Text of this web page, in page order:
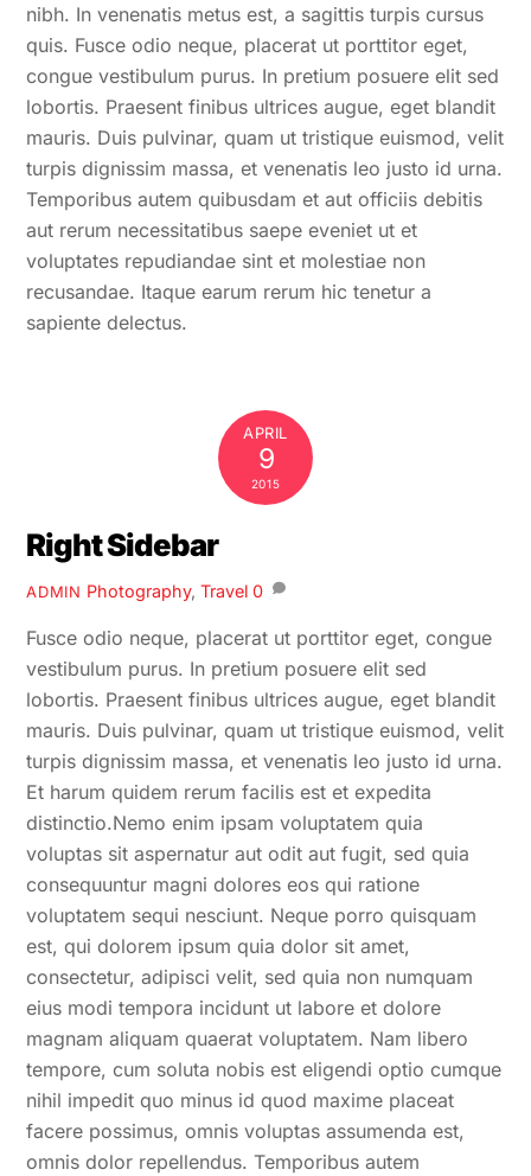
nibh. In venenatis metus est, a sagittis turpis cursus
quis. Fusce odio neque, placerat ut porttitor eget,
congue vestibulum purus. In pretium posuere elit sed
lobortis. Praesent finibus ultrices augue, eget blandit
mauris. Duis pulvinar, quam ut tristique euismod, velit
turpis dignissim massa, et venenatis leo justo id urna.
Temporibus autem quibusdam et aut officiis debitis
aut rerum necessitatibus saepe eveniet ut et
voluptates repudiandae sint et molestiae non
recusandae. Itaque earum rerum hic tenetur a
sapiente delectus.
APRIL
9
2015
Right Sidebar
ADMIN Photography, Travel 0
Fusce odio neque, placerat ut porttitor eget, congue
vestibulum purus. In pretium posuere elit sed
lobortis. Praesent finibus ultrices augue, eget blandit
mauris. Duis pulvinar, quam ut tristique euismod, velit
turpis dignissim massa, et venenatis leo justo id urna.
Et harum quidem rerum facilis est et expedita
distinctio.Nemo enim ipsam voluptatem quia
voluptas sit aspernatur aut odit aut fugit, sed quia
consequuntur magni dolores eos qui ratione
voluptatem sequi nesciunt. Neque porro quisquam
est, qui dolorem ipsum quia dolor sit amet,
consectetur, adipisci velit, sed quia non numquam
eius modi tempora incidunt ut labore et dolore
magnam aliquam quaerat voluptatem. Nam libero
tempore, cum soluta nobis est eligendi optio cumque
nihil impedit quo minus id quod maxime placeat
facere possimus, omnis voluptas assumenda est,
omnis dolor repellendus. Temporibus autem